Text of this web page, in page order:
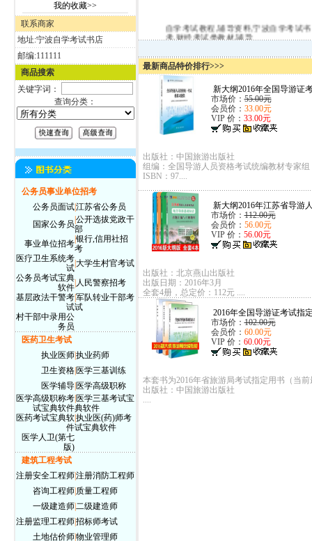
我的收藏>>
联系商家
地址:宁波自学考试书店
邮编:111111
商品搜索
关键字词：
查询分类：
公务员事业单位招考
公务员面试|江苏省公务员
国家公务员 公开选拔党政干
部
事业单位招考银行,信用社招
考
医疗卫生系统考
试|大学生村官考试
公务员考试宝典
软件| 人民警察招考
基层政法干警考
试
|军队转业干部考
试
村干部中录用公
务员
医药卫生考试
执业医师|执业药师
卫生资格| 医学三基训练
医学辅导| 医学高级职称
医学高级职称考
试宝典软件
| 医学三基考试宝
典软件
医药考试宝典软
件
|执业医(药)师考
试宝典软件
医学人卫(第七
版)
建筑工程考试
注册安全工程师|注册消防工程师
咨询工程师| 质量工程师
一级建造师|二级建造师
注册监理工程师|招标师考试
土地估价师|物业管理师
考,财经考试类教材,辅导
最新商品特价排行>>>
新大纲2016年全国导游证
市场价：55.00元
会员价： 33.00元
VIP 价： 33.00元
出版社：中国旅游出版社
组编：全国导游人员资格考试统编教材专家组
ISBN：97....
新大纲2016年江苏省导游
市场价：112.00元
会员价： 56.00元
VIP 价： 56.00元
出版社：北京燕山出版社
出版日期：2016年3月
全套4册，总定价：112元 ....
2016年全国导游证考试指
市场价：102.00元
会员价： 60.00元
VIP 价： 60.00元
本套书为2016年省旅游局考试指定用书（当
出版社：中国旅游出版社
....